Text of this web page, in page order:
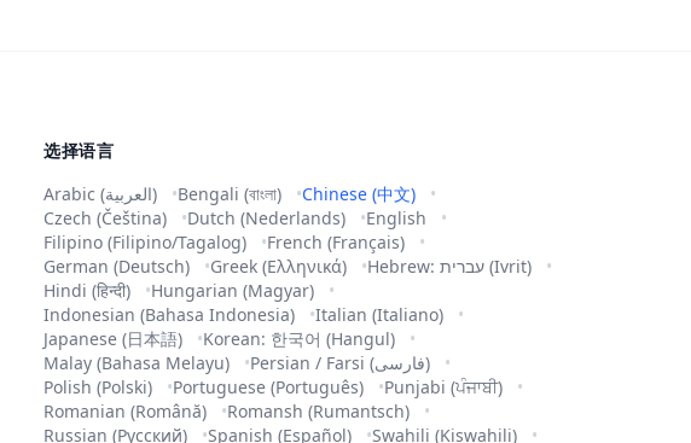
选择语言
Arabic (العربية)
Bengali (বাংলা)
Chinese (中文)
Czech (Čeština)
Dutch (Nederlands)
English
Filipino (Filipino/Tagalog)
French (Français)
German (Deutsch)
Greek (Ελληνικά)
Hebrew: עברית (Ivrit)
Hindi (हिन्दी)
Hungarian (Magyar)
Indonesian (Bahasa Indonesia)
Italian (Italiano)
Japanese (日本語)
Korean: 한국어 (Hangul)
Malay (Bahasa Melayu)
Persian / Farsi (فارسی)
Polish (Polski)
Portuguese (Português)
Punjabi (ਪੰਜਾਬੀ)
Romanian (Română)
Romansh (Rumantsch)
Russian (Русский)
Spanish (Español) Swahili (Kiswahili)